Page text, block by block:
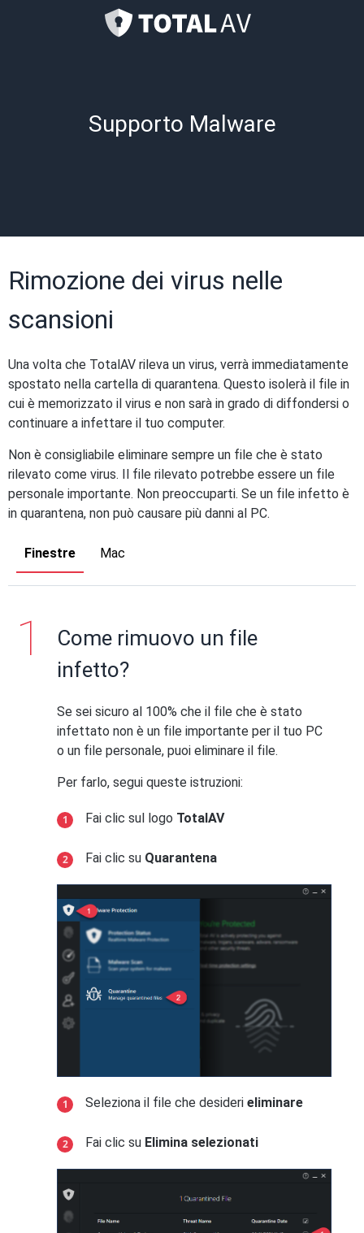
Supporto Malware
Rimozione dei virus nelle
scansioni
Una volta che TotalAV rileva un virus, verrà immediatamente
spostato nella cartella di quarantena. Questo isolerà il file in
cui è memorizzato il virus e non sarà in grado di diffondersi o
continuare a infettare il tuo computer.
Non è consigliabile eliminare sempre un file che è stato
rilevato come virus. Il file rilevato potrebbe essere un file
personale importante. Non preoccuparti. Se un file infetto è
in quarantena, non può causare più danni al PC.
Finestre Mac
Come rimuovo un file
infetto?
Se sei sicuro al 100% che il file che è stato
infettato non è un file importante per il tuo PC
o un file personale, puoi eliminare il file.
Per farlo, segui queste istruzioni:
Fai clic sul logo TotalAV
Fai clic su Quarantena
Seleziona il file che desideri eliminare
Fai clic su Elimina selezionati